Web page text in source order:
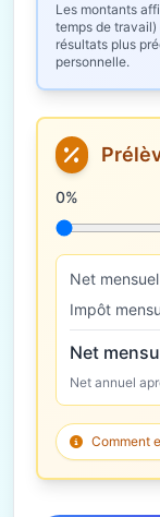
Les montants
temps de
résultats plus
personnelle.
Taux de
0%
Net
Impôt
Net
Net annuel
Comment